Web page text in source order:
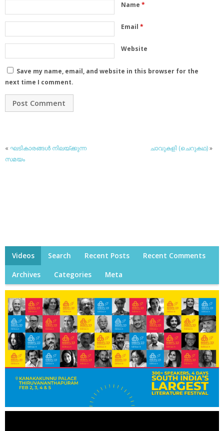
Name *
Email *
Website
Save my name, email, and website in this browser for the
next time I comment.
« ഘടികാരങ്ങള്‍ നിലയ്ക്കുന്ന
സമയം
ചാവുകളി (ചെറുകഥ)»
Videos Search Recent Posts Recent Comments
Archives Categories Meta